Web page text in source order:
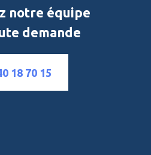
notre équipe
demande
18 70 15